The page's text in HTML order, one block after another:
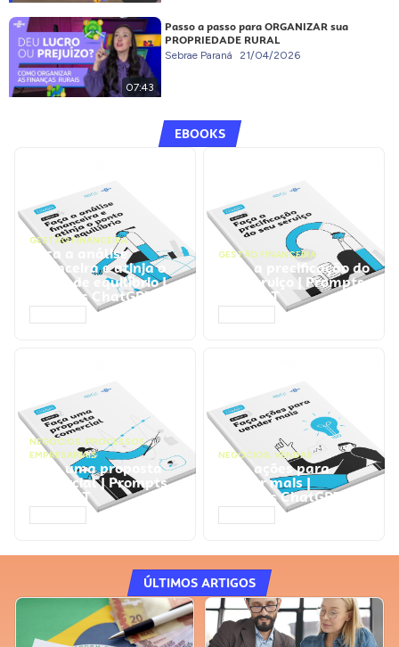
07:43
Passo a passo para ORGANIZAR sua
PROPRIEDADE RURAL
Sebrae Paraná 21/04/2026
EBOOKS
GESTÃO FINANCEIRA
Faça a análise
financeira e atinja o
ponto de equilíbrio |
Prompts ChatGPT
GESTÃO FINANCEIRA
Faça a precificação do
seu serviço | Prompts
ChatGPT
NEGÓCIOS, PROCESSOS
EMPRESARIAIS
Faça uma proposta
comercial | Prompts
ChatGPT
NEGÓCIOS, VENDAS
Faça ações para
vender mais |
Prompts ChatGPT
ÚLTIMOS ARTIGOS